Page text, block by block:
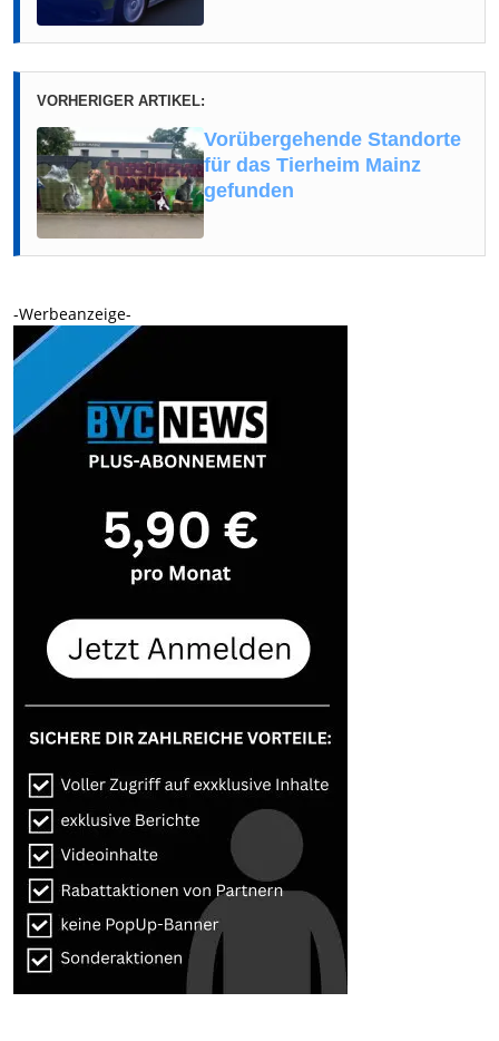
VORHERIGER ARTIKEL:
Vorübergehende Standorte
für das Tierheim Mainz
gefunden
-Werbeanzeige-